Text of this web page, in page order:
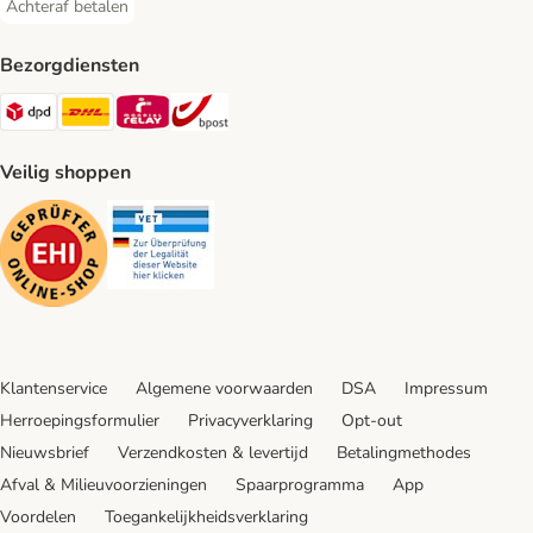
Achteraf betalen
Achteraf betalen Payment Method
Bezorgdiensten
Dpd Shipping Method
DHL Shipping Method
Mondial Relay Shipping Method
Veilig shoppen
Security
Klantenservice Algemene voorwaarden DSA
Impressum
Herroepingsformulier
Privacyverklaring
Opt-out
Nieuwsbrief
Verzendkosten & levertijd
Betalingmethodes
Afval & Milieuvoorzieningen
Spaarprogramma
App
Voordelen
Toegankelijkheidsverklaring